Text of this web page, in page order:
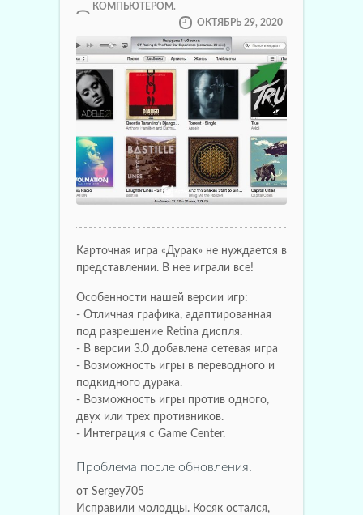
КОМПЬЮТЕРОМ.
ОКТЯБРЬ 29, 2020
Карточная игра «Дурак» не нуждается в
представлении. В нее играли все!
Особенности нашей версии игр:
- Отличная графика, адаптированная
под разрешение Retina диспля.
- В версии 3.0 добавлена сетевая игра
- Возможность игры в переводного и
подкидного дурака.
- Возможность игры против одного,
двух или трех противников.
- Интеграция с Game Center.
Проблема после обновления.
от Sergey705
Исправили молодцы. Косяк остался,